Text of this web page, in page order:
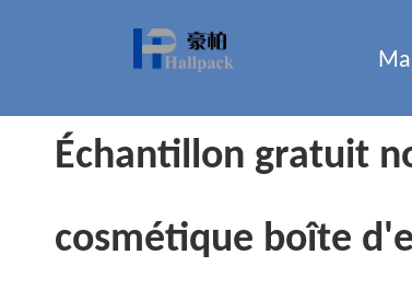
Échantillon gratuit
cosmétique boîte